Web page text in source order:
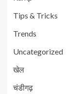
Tips & Tricks
Trends
Uncategorized
खेल
चंडीगढ़